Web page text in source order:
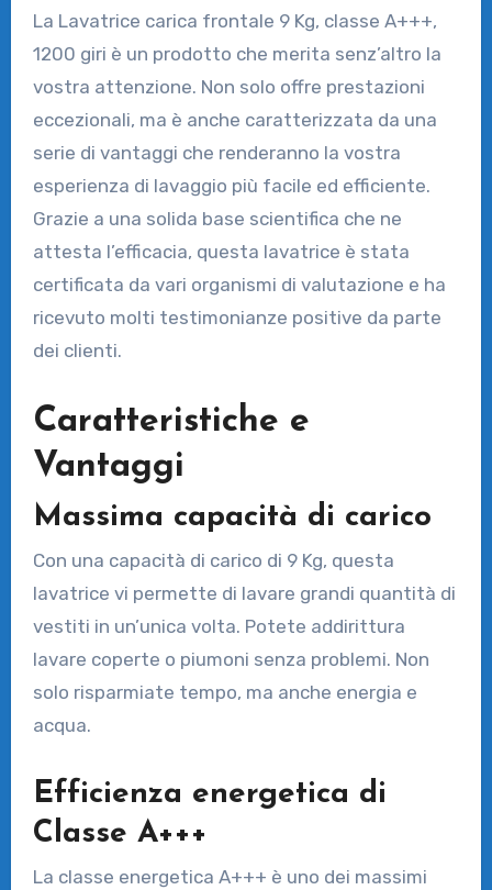
La Lavatrice carica frontale 9 Kg, classe A+++,
1200 giri è un prodotto che merita senz’altro la
vostra attenzione. Non solo offre prestazioni
eccezionali, ma è anche caratterizzata da una
serie di vantaggi che renderanno la vostra
esperienza di lavaggio più facile ed efficiente.
Grazie a una solida base scientifica che ne
attesta l’efficacia, questa lavatrice è stata
certificata da vari organismi di valutazione e ha
ricevuto molti testimonianze positive da parte
dei clienti.
Caratteristiche e
Vantaggi
Massima capacità di carico
Con una capacità di carico di 9 Kg, questa
lavatrice vi permette di lavare grandi quantità di
vestiti in un’unica volta. Potete addirittura
lavare coperte o piumoni senza problemi. Non
solo risparmiate tempo, ma anche energia e
acqua.
Efficienza energetica di
Classe A+++
La classe energetica A+++ è uno dei massimi